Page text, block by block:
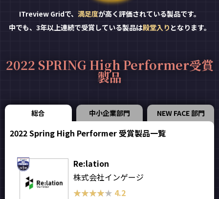
ITreview Gridで、 満足度が高く評価されている製品です。
中でも、3年以上連続で受賞している製品は殿堂入り となります。
2022 SPRING High Performer受賞
製品
総合 中小企業部門 NEW FACE 部門
2022 Spring High Performer 受賞製品一覧
Re:lation
株式会社インゲージ
★★★★★
★★★★★ 4.2